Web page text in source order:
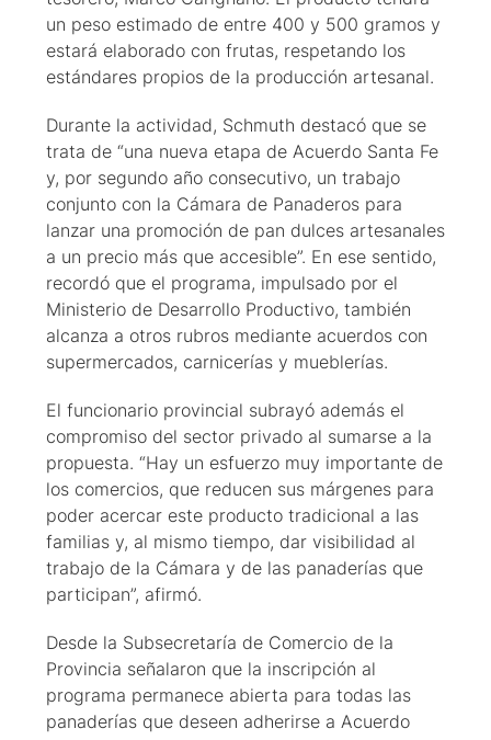
un peso estimado de entre 400 y 500 gramos y
estará elaborado con frutas, respetando los
estándares propios de la producción artesanal.
Durante la actividad, Schmuth destacó que se
trata de “una nueva etapa de Acuerdo Santa Fe
y, por segundo año consecutivo, un trabajo
conjunto con la Cámara de Panaderos para
lanzar una promoción de pan dulces artesanales
a un precio más que accesible”. En ese sentido,
recordó que el programa, impulsado por el
Ministerio de Desarrollo Productivo, también
alcanza a otros rubros mediante acuerdos con
supermercados, carnicerías y mueblerías.
El funcionario provincial subrayó además el
compromiso del sector privado al sumarse a la
propuesta. “Hay un esfuerzo muy importante de
los comercios, que reducen sus márgenes para
poder acercar este producto tradicional a las
familias y, al mismo tiempo, dar visibilidad al
trabajo de la Cámara y de las panaderías que
participan”, afirmó.
Desde la Subsecretaría de Comercio de la
Provincia señalaron que la inscripción al
programa permanece abierta para todas las
panaderías que deseen adherirse a Acuerdo